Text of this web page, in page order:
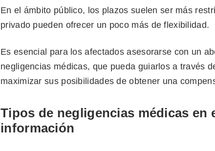
En el ámbito público, los plazos suelen ser más
privado pueden ofrecer un poco más de flexibilidad.
Es esencial para los afectados asesorarse con un
negligencias médicas, que pueda guiarlos a través
maximizar sus posibilidades de obtener una
Tipos de negligencias médicas en
información